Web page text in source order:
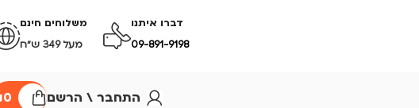
דברו איתנו
09-891-9198
משלוחים חינם
מעל 349 ש״ח
התחבר \ הרשם 0